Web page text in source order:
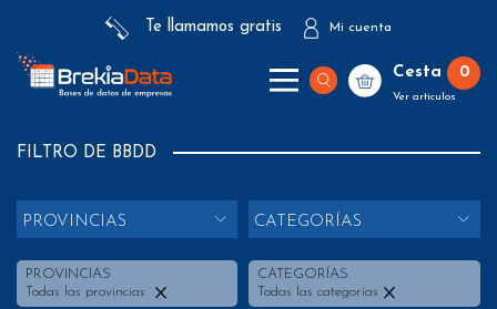
Te llamamos gratis Mi cuenta
Cesta 0
Ver artículos
FILTRO DE BBDD
PROVINCIAS
PROVINCIAS
Todas las provincias
CATEGORÍAS
CATEGORÍAS
Todas las categorías